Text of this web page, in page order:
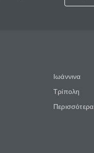
Ιωάννινα
Τρίπολη
Περισσότερα